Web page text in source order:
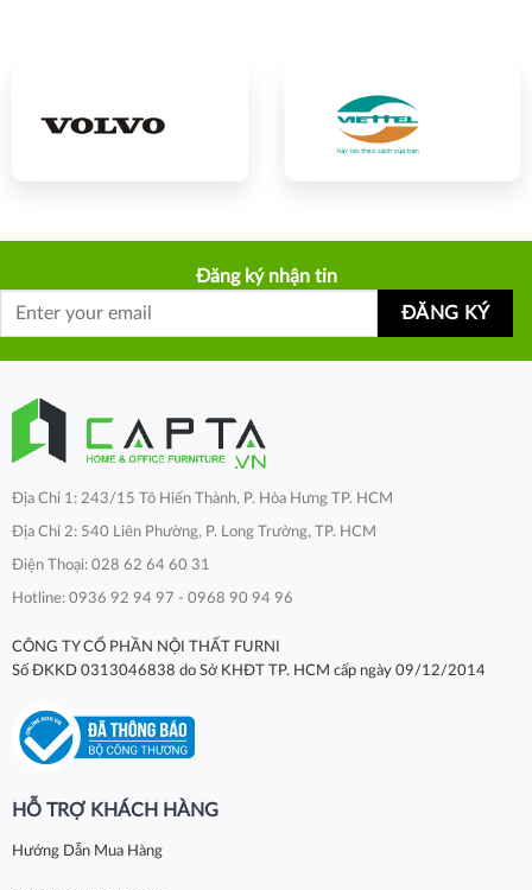
Đăng ký nhận tin
Địa Chỉ 1: 243/15 Tô Hiến Thành, P. Hòa Hưng TP. HCM
Địa Chỉ 2: 540 Liên Phường, P. Long Trường, TP. HCM
Điện Thoại: 028 62 64 60 31
Hotline: 0936 92 94 97 - 0968 90 94 96
CÔNG TY CỔ PHẦN NỘI THẤT FURNI
Số ĐKKD 0313046838 do Sở KHĐT TP. HCM cấp ngày 09/12/2014
HỖ TRỢ KHÁCH HÀNG
Hướng Dẫn Mua Hàng